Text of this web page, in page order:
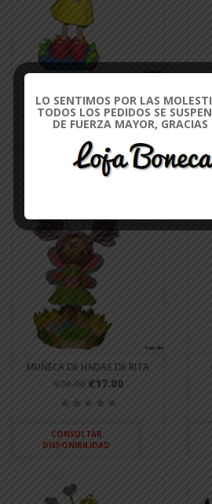
€20.00 €17.00
CONSULTAR
DISPONIBILIDAD
MUÑECA DE HADAS DE RITA
€20.00 €17.00
CONSULTAR
DISPONIBILIDAD
LO SENTIMOS POR LAS
TODOS LOS PEDIDOS SE
DE FUERZA MAYOR,